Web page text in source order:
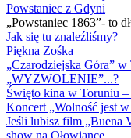
Powstaniec z Gdyni
„Powstaniec 1863”- to
Jak się tu znaleźliśmy?
Piękna Zośka
„Czarodziejska Góra”
„WYZWOLENIE”...?
Święto kina w Toruniu –
Koncert „Wolność jest
Jeśli lubisz film „Buena
show na Ołowiance